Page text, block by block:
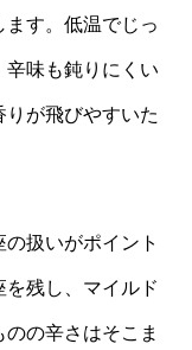
す。低温でじっ
辛味も鈍りにくい
が飛びやすいた
扱いがポイント
残し、マイルド
の辛さはそこま